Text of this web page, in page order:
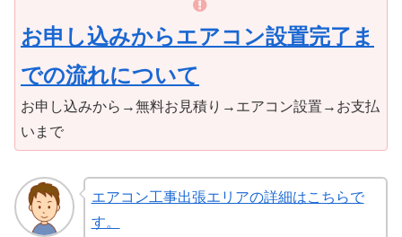
お申し込みからエアコン設置完了ま
での流れについて
お申し込みから→無料お見積り→エアコン設置→お支払
いまで
エアコン工事出張エリアの詳細はこちらで
す。